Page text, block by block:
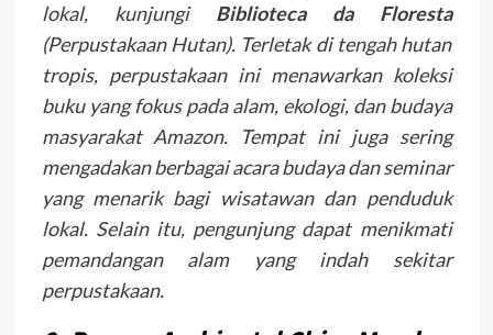
lokal, kunjungi Biblioteca da Floresta
(Perpustakaan Hutan). Terletak di tengah hutan
tropis, perpustakaan ini menawarkan koleksi
buku yang fokus pada alam, ekologi, dan budaya
masyarakat Amazon. Tempat ini juga sering
mengadakan berbagai acara budaya dan seminar
yang menarik bagi wisatawan dan penduduk
lokal. Selain itu, pengunjung dapat menikmati
pemandangan alam yang indah sekitar
perpustakaan.